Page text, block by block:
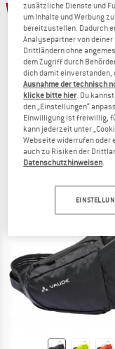
48%
KOMPERDELL
Mountain Trail
Trekkingstöcke
149,95 €77,97
4,0(8)
zusätzliche Dienste und
um Inhalte und Werbung
bereitzustellen. Dadurch
Analysepartner von
Drittländern ohne
dem Zugriff durch
dich damit
Ausnahme der technisch
klicke bitte hier . Du
den „Einstellungen“
Einwilligung ist freiwillig,
kann jederzeit unter
Webseite widerrufen oder
auch zu Risiken der
Datenschutzhinweisen